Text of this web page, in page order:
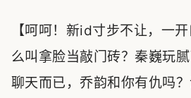
【呵呵！新id寸步不让，一
么叫拿脸当敲门砖？秦巍玩
聊天而已，乔韵和你有仇吗